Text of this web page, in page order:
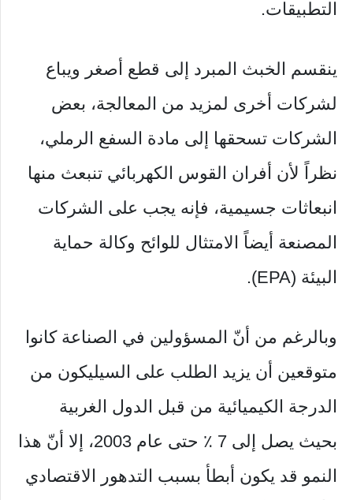
التطبيقات.
ينقسم الخبث المبرد إلى قطع أصغر ويباع
لشركات أخرى لمزيد من المعالجة، بعض
الشركات تسحقها إلى مادة السفع الرملي،
نظراً لأن أفران القوس الكهربائي تنبعث منها
انبعاثات جسيمية، فإنه يجب على الشركات
المصنعة أيضاً الامتثال للوائح وكالة حماية
البيئة (EPA).
وبالرغم من أنّ المسؤولين في الصناعة كانوا
متوقعين أن يزيد الطلب على السيليكون من
الدرجة الكيميائية من قبل الدول الغربية
بحيث يصل إلى 7 ٪ حتى عام 2003، إلا أنّ هذا
النمو قد يكون أبطأ بسبب التدهور الاقتصادي